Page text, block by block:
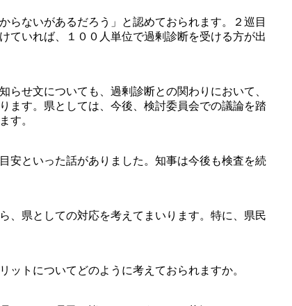
ないがあるだろう」と認めておられます。２巡目
ていれば、１００人単位で過剰診断を受ける方が出
せ文についても、過剰診断との関わりにおいて、
ます。県としては、今後、検討委員会での議論を踏
す。
安といった話がありました。知事は今後も検査を続
、県としての対応を考えてまいります。特に、県民
トについてどのように考えておられますか。